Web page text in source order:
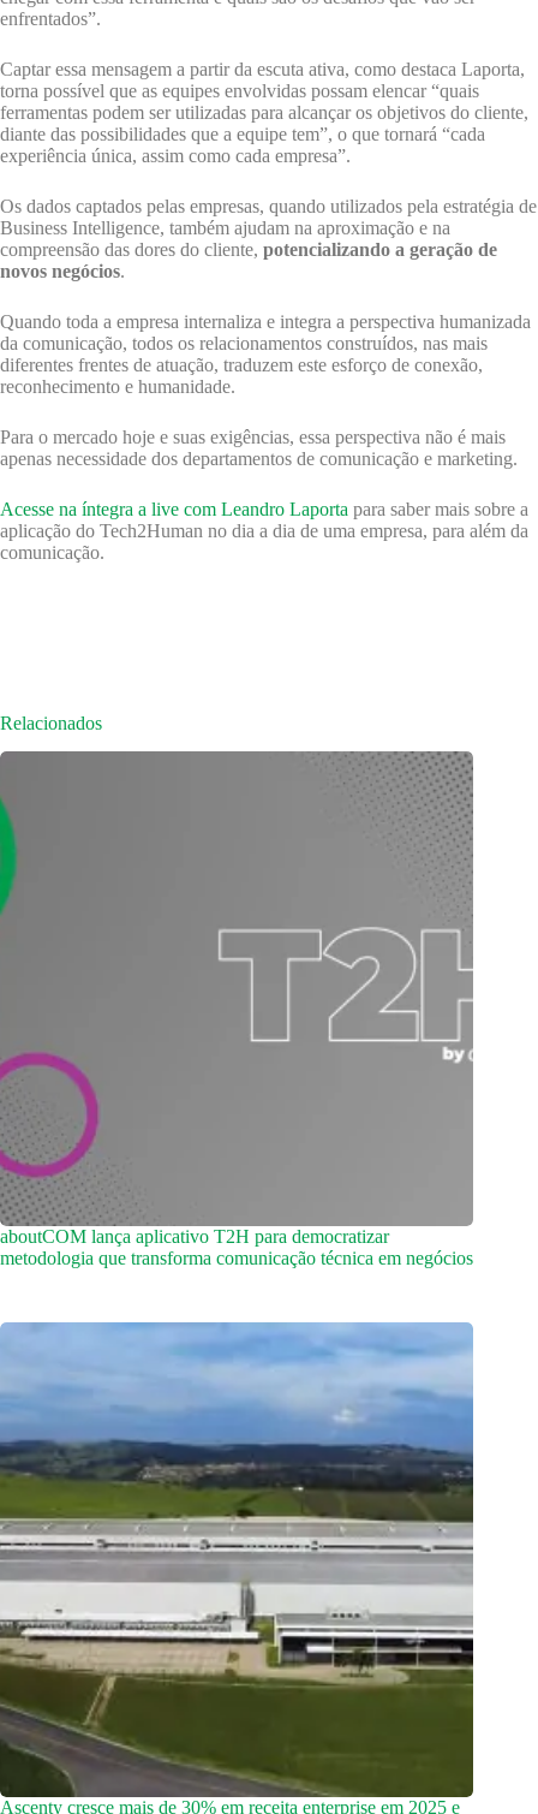
enfrentados”.
Captar essa mensagem a partir da escuta ativa, como destaca Laporta,
torna possível que as equipes envolvidas possam elencar “quais
ferramentas podem ser utilizadas para alcançar os objetivos do cliente,
diante das possibilidades que a equipe tem”, o que tornará “cada
experiência única, assim como cada empresa”.
Os dados captados pelas empresas, quando utilizados pela estratégia de
Business Intelligence, também ajudam na aproximação e na
compreensão das dores do cliente, potencializando a geração de
novos negócios.
Quando toda a empresa internaliza e integra a perspectiva humanizada
da comunicação, todos os relacionamentos construídos, nas mais
diferentes frentes de atuação, traduzem este esforço de conexão,
reconhecimento e humanidade.
Para o mercado hoje e suas exigências, essa perspectiva não é mais
apenas necessidade dos departamentos de comunicação e marketing.
Acesse na íntegra a live com Leandro Laporta para saber mais sobre a
aplicação do Tech2Human no dia a dia de uma empresa, para além da
comunicação.
Relacionados
aboutCOM lança aplicativo T2H para democratizar
metodologia que transforma comunicação técnica em negócios
Ascenty cresce mais de 30% em receita enterprise em 2025 e